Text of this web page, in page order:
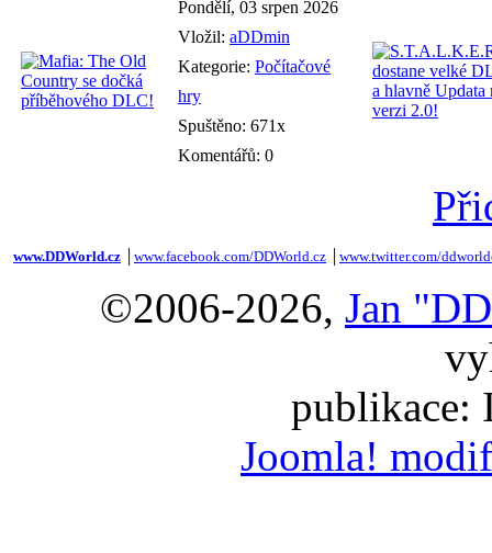
Pondělí, 03 srpen 2026
Vložil: aDDmin
Kategorie: Počítačové
hry
Spuštěno: 671x
Komentářů: 0
www.DDWorld.cz www.facebook.com/DDWorld.cz www.twitter.com/
©2006-2026, Jan
publikace:
Joomla!